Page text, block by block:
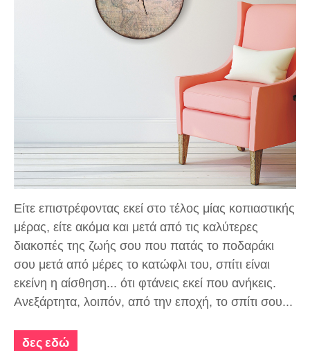
Είτε επιστρέφοντας εκεί στο τέλος μίας κοπιαστικής
μέρας, είτε ακόμα και μετά από τις καλύτερες
διακοπές της ζωής σου που πατάς το ποδαράκι
σου μετά από μέρες το κατώφλι του, σπίτι είναι
εκείνη η αίσθηση... ότι φτάνεις εκεί που ανήκεις.
Ανεξάρτητα, λοιπόν, από την εποχή, το σπίτι σου...
δες εδώ